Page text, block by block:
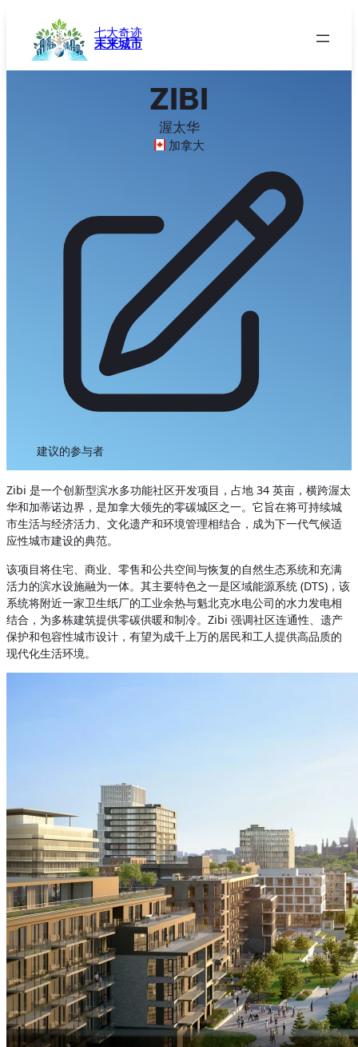
七大奇迹
未来城市
ZIBI
渥太华
加拿大
建议的参与者
Zibi 是一个创新型滨水多功能社区开发项目，占地 34 英亩，横跨渥太
华和加蒂诺边界，是加拿大领先的零碳城区之一。它旨在将可持续城
市生活与经济活力、文化遗产和环境管理相结合，成为下一代气候适
应性城市建设的典范。
该项目将住宅、商业、零售和公共空间与恢复的自然生态系统和充满
活力的滨水设施融为一体。其主要特色之一是区域能源系统 (DTS)，该
系统将附近一家卫生纸厂的工业余热与魁北克水电公司的水力发电相
结合，为多栋建筑提供零碳供暖和制冷。Zibi 强调社区连通性、遗产
保护和包容性城市设计，有望为成千上万的居民和工人提供高品质的
现代化生活环境。